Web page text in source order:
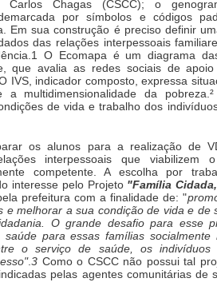
Chagas (CSCC); o
por símbolos e códigos
Em sua construção é preciso definir
das relações interpessoais
O Ecomapa é um diagrama
que avalia as redes sociais de
IVS, indicador composto, expressa
a multidimensionalidade da
de vida e trabalho dos
os alunos para a realização de
interpessoais que viabilizem
competente. A escolha por
interesse pelo Projeto "Família
prefeitura com a finalidade de: "
e melhorar a sua condição de vida e de
O grande desafio para esse
para essas famílias socialmente
o serviço de saúde, os
.3 Como o CSCC não possui tal
pelas agentes comunitárias de